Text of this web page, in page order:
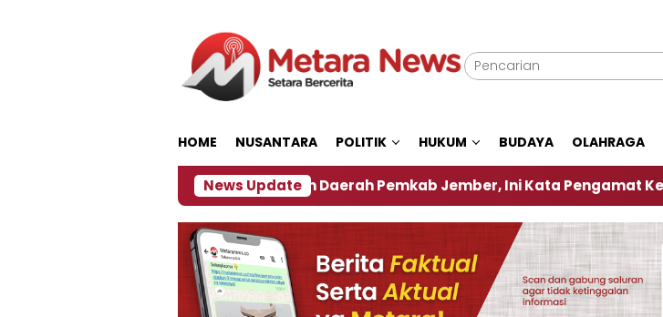
HOME NUSANTARA POLITIK HUKUM BUDAYA OLAHRAGA
News Update
‎Soal Rencana Pinjaman Daerah Pemkab Jember, Ini Kata Pengamat Kebijakan ‎